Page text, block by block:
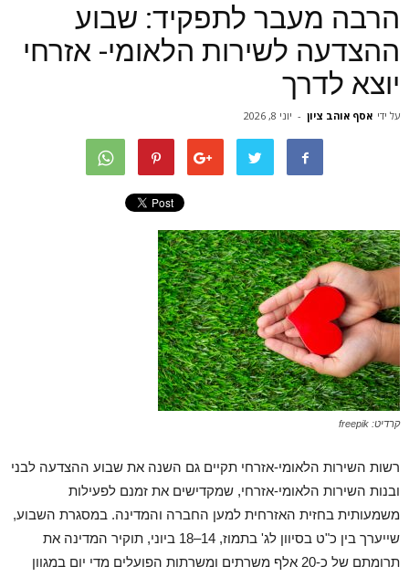
הרבה מעבר לתפקיד: שבוע
ההצדעה לשירות הלאומי- אזרחי
יוצא לדרך
על ידי אסף אוהב ציון - יוני 8, 2026
קרדיט: freepik
רשות השירות הלאומי-אזרחי תקיים גם השנה את שבוע ההצדעה לבני
ובנות השירות הלאומי-אזרחי, שמקדישים את זמנם לפעילות
משמעותית בחזית האזרחית למען החברה והמדינה. במסגרת השבוע,
שייערך בין כ"ט בסיוון לג' בתמוז, 14–18 ביוני, תוקיר המדינה את
תרומתם של כ-20 אלף משרתים ומשרתות הפועלים מדי יום במגוון